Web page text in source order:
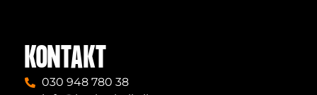
KONTAKT
030 948 780 38